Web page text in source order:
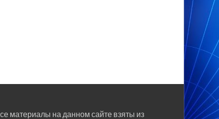
материалы на данном сайте взяты из